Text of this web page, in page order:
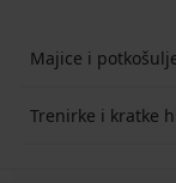
ljubiteljima sporta
Majice i
Trenirke i kratke